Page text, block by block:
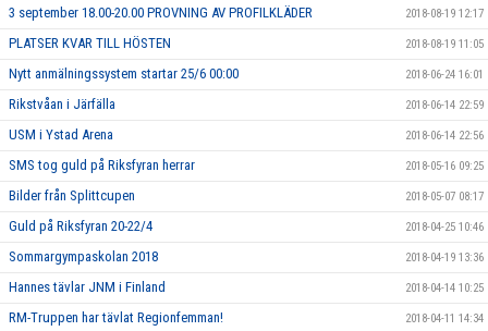
3 september 18.00-20.00 PROVNING AV PROFILKLÄDER 2018-08-19 12:17
PLATSER KVAR TILL HÖSTEN 2018-08-19 11:05
Nytt anmälningssystem startar 25/6 00:00 2018-06-24 16:01
Rikstvåan i Järfälla 2018-06-14 22:59
USM i Ystad Arena 2018-06-14 22:56
SMS tog guld på Riksfyran herrar 2018-05-16 09:25
Bilder från Splittcupen 2018-05-07 08:17
Guld på Riksfyran 20-22/4 2018-04-25 10:46
Sommargympaskolan 2018 2018-04-19 13:36
Hannes tävlar JNM i Finland 2018-04-14 10:25
RM-Truppen har tävlat Regionfemman! 2018-04-11 14:34